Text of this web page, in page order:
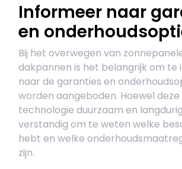
Informeer naar
en
Bij het overwegen van
dakpannen is het belangrijk om te
naar de garanties en
worden aangeboden. Hoewel
technologie duurzaam en
verstandig om te weten welke
hebt en welke
zijn.